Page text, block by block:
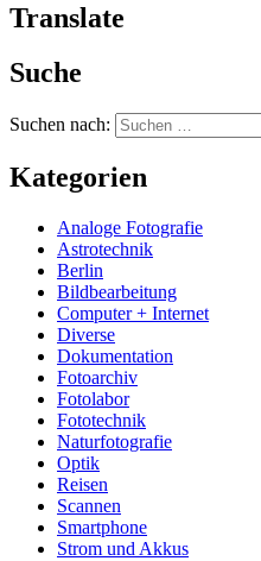
Translate
Suche
Suchen nach:
Kategorien
Analoge Fotografie
Astrotechnik
Berlin
Bildbearbeitung
Computer + Internet
Diverse
Dokumentation
Fotoarchiv
Fotolabor
Fototechnik
Naturfotografie
Optik
Reisen
Scannen
Smartphone
Strom und Akkus